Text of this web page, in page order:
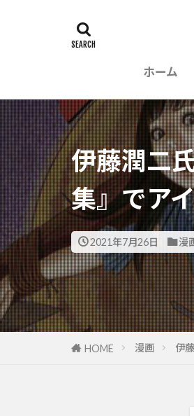
ホーム
伊藤潤二
集』でア
2021年7月26日 漫
HOME 漫画 伊